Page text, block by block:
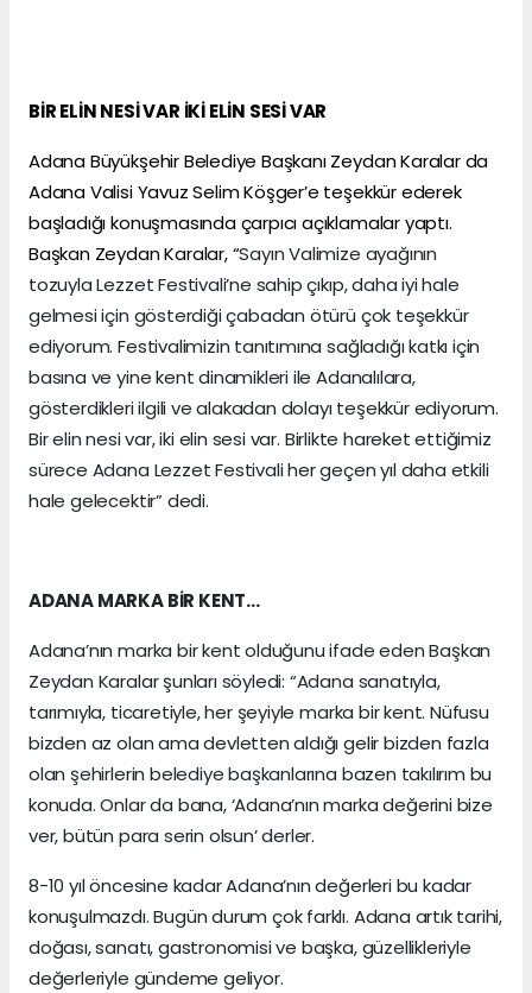
BİR ELİN NESİ VAR İKİ ELİN SESİ VAR
Adana Büyükşehir Belediye Başkanı Zeydan Karalar da
Adana Valisi Yavuz Selim Köşger’e teşekkür ederek
başladığı konuşmasında çarpıcı açıklamalar yaptı.
Başkan Zeydan Karalar, “Sayın Valimize ayağının
tozuyla Lezzet Festivali’ne sahip çıkıp, daha iyi hale
gelmesi için gösterdiği çabadan ötürü çok teşekkür
ediyorum. Festivalimizin tanıtımına sağladığı katkı için
basına ve yine kent dinamikleri ile Adanalılara,
gösterdikleri ilgili ve alakadan dolayı teşekkür ediyorum.
Bir elin nesi var, iki elin sesi var. Birlikte hareket ettiğimiz
sürece Adana Lezzet Festivali her geçen yıl daha etkili
hale gelecektir” dedi.
ADANA MARKA BİR KENT…
Adana’nın marka bir kent olduğunu ifade eden Başkan
Zeydan Karalar şunları söyledi: “Adana sanatıyla,
tarımıyla, ticaretiyle, her şeyiyle marka bir kent. Nüfusu
bizden az olan ama devletten aldığı gelir bizden fazla
olan şehirlerin belediye başkanlarına bazen takılırım bu
konuda. Onlar da bana, ‘Adana’nın marka değerini bize
ver, bütün para serin olsun’ derler.
8-10 yıl öncesine kadar Adana’nın değerleri bu kadar
konuşulmazdı. Bugün durum çok farklı. Adana artık tarihi,
doğası, sanatı, gastronomisi ve başka, güzellikleriyle
değerleriyle gündeme geliyor.